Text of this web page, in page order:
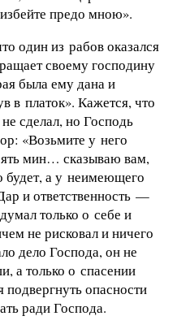
предо мною».
один из рабов оказался
своему господину
была ему дана и
в платок». Кажется, что
сделал, но Господь
«Возьмите у него
мин… сказываю вам,
а у неимеющего
и ответственность —
только о себе и
не рисковал и ничего
дело Господа, он не
а только о спасении
опасности
ради Господа.